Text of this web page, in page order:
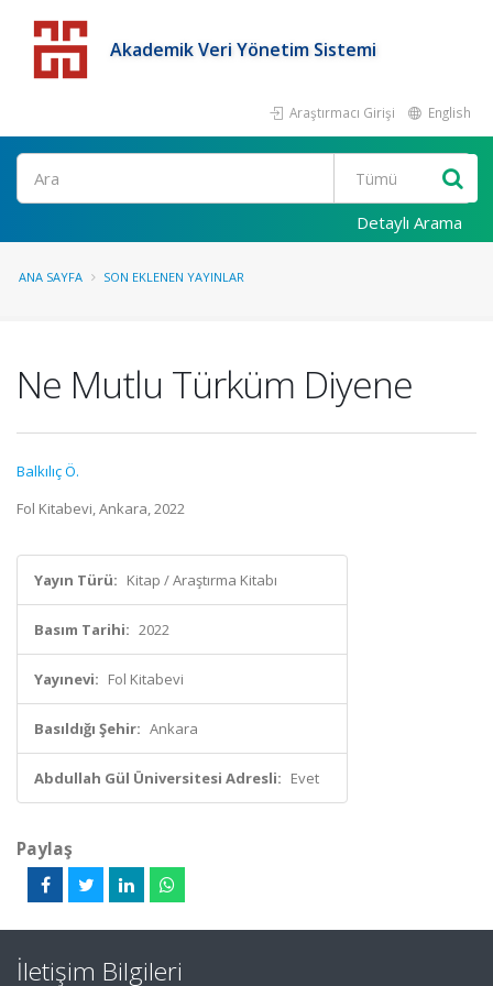
Akademik Veri Yönetim Sistemi
Araştırmacı Girişi English
Detaylı Arama
ANA SAYFA SON EKLENEN YAYINLAR
Ne Mutlu Türküm Diyene
Balkılıç Ö.
Fol Kitabevi, Ankara, 2022
Yayın Türü: Kitap / Araştırma Kitabı
Basım Tarihi: 2022
Yayınevi: Fol Kitabevi
Basıldığı Şehir: Ankara
Abdullah Gül Üniversitesi Adresli: Evet
Paylaş
İletişim Bilgileri